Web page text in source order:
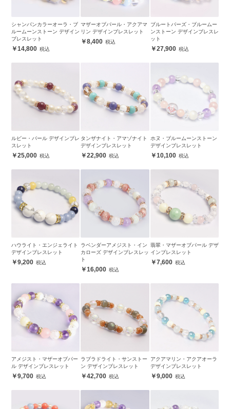
シャンパンカラーオーラ・ブ
ルームーンストーン デザイン
ブレスレット
14,800
マザーオブパール・アクアマ
リン デザインブレスレット
8,400
ブルートパーズ・ブルームー
ンストーン デザインブレスレ
ット
27,900
ルビー・パール デザインブレ
スレット
25,000
タンザナイト・アマゾナイト
デザインブレスレット
22,900
ホヌ・ブルームーンストーン
デザインブレスレット
10,100
ハウライト・エンジェライト
デザインブレスレット
9,200
ラベンダーアメジスト・イン
カローズ デザインブレスレッ
ト
16,000
翡翠・マザーオブパール デザ
インブレスレット
7,600
アメジスト・マザーオブパー
ル デザインブレスレット
9,700
ラブラドライト・サンストー
ン デザインブレスレット
42,700
アクアマリン・アクアオーラ
デザインブレスレット
9,000